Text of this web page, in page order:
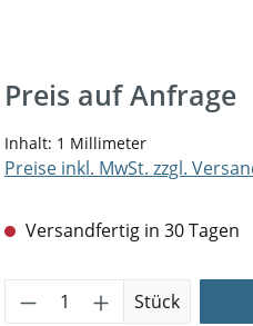
Preis auf Anfrage
Inhalt: 1 Millimeter
Preise inkl. MwSt. zzgl.
Versandfertig in 30 Tagen
Produkt Anzahl:
Stück